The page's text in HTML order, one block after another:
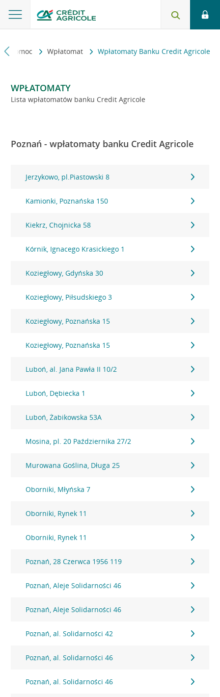
i pomoc Wpłatomat Wpłatomaty Banku Credit Agricole
WPŁATOMATY
Lista wpłatomatów banku Credit Agricole
Poznań - wpłatomaty banku Credit Agricole
Jerzykowo, pl.Piastowski 8
Kamionki, Poznańska 150
Kiekrz, Chojnicka 58
Kórnik, Ignacego Krasickiego 1
Koziegłowy, Gdyńska 30
Koziegłowy, Piłsudskiego 3
Koziegłowy, Poznańska 15
Koziegłowy, Poznańska 15
Luboń, al. Jana Pawła II 10/2
Luboń, Dębiecka 1
Luboń, Żabikowska 53A
Mosina, pl. 20 Października 27/2
Murowana Goślina, Długa 25
Oborniki, Młyńska 7
Oborniki, Rynek 11
Oborniki, Rynek 11
Poznań, 28 Czerwca 1956 119
Poznań, Aleje Solidarności 46
Poznań, Aleje Solidarności 46
Poznań, al. Solidarności 42
Poznań, al. Solidarności 46
Poznań, al. Solidarności 46